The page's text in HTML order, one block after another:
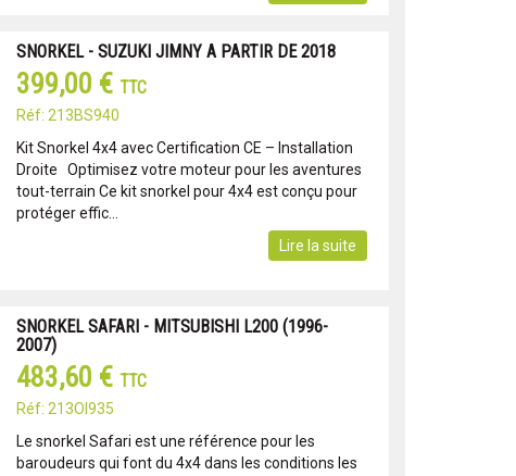
SNORKEL - SUZUKI JIMNY A PARTIR DE 2018
399,00 € TTC
Réf: 213BS940
Kit Snorkel 4x4 avec Certification CE – Installation
Droite Optimisez votre moteur pour les aventures
tout-terrain Ce kit snorkel pour 4x4 est conçu pour
protéger effic...
Lire la suite
SNORKEL SAFARI - MITSUBISHI L200 (1996-
2007)
483,60 € TTC
Réf: 213OI935
Le snorkel Safari est une référence pour les
baroudeurs qui font du 4x4 dans les conditions les